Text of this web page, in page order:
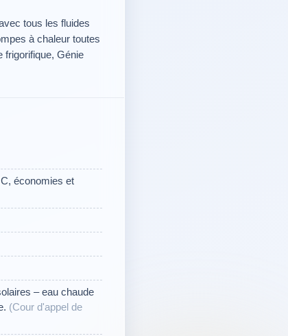
tous les fluides
à chaleur toutes
frigorifique, Génie
économies et
– eau chaude
(Cour d'appel de